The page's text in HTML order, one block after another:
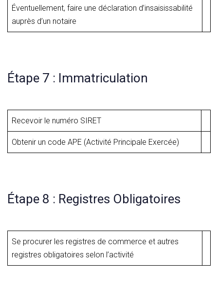
Éventuellement, faire une déclaration d’insaisissabilité
auprès d’un notaire
Étape 7 : Immatriculation
Recevoir le numéro SIRET
Obtenir un code APE (Activité Principale Exercée)
Étape 8 : Registres Obligatoires
Se procurer les registres de commerce et autres
registres obligatoires selon l’activité